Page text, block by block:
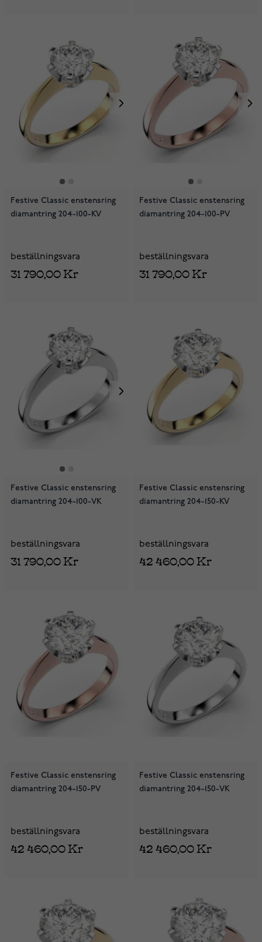
Festive Classic enstensring
diamantring 204-100-KV
beställningsvara
31 790,00 Kr
Festive Classic enstensring
diamantring 204-100-PV
beställningsvara
31 790,00 Kr
Festive Classic enstensring
diamantring 204-100-VK
beställningsvara
31 790,00 Kr
Festive Classic enstensring
diamantring 204-150-KV
beställningsvara
42 460,00 Kr
Festive Classic enstensring
diamantring 204-150-PV
beställningsvara
42 460,00 Kr
Festive Classic enstensring
diamantring 204-150-VK
beställningsvara
42 460,00 Kr